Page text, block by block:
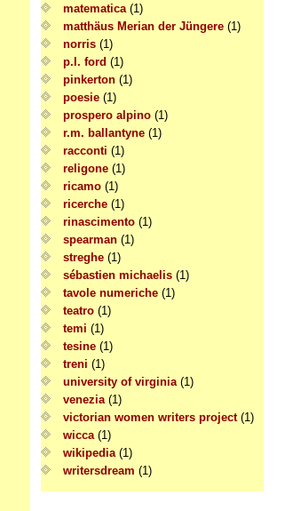
matematica (1)
matthäus Merian der Jüngere (1)
norris (1)
p.l. ford (1)
pinkerton (1)
poesie (1)
prospero alpino (1)
r.m. ballantyne (1)
racconti (1)
religone (1)
ricamo (1)
ricerche (1)
rinascimento (1)
spearman (1)
streghe (1)
sébastien michaelis (1)
tavole numeriche (1)
teatro (1)
temi (1)
tesine (1)
treni (1)
university of virginia (1)
venezia (1)
victorian women writers project (1)
wicca (1)
wikipedia (1)
writersdream (1)